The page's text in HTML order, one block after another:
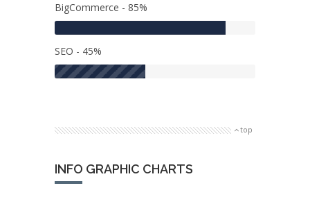
BigCommerce - 85%
SEO - 45%
top
INFO GRAPHIC CHARTS